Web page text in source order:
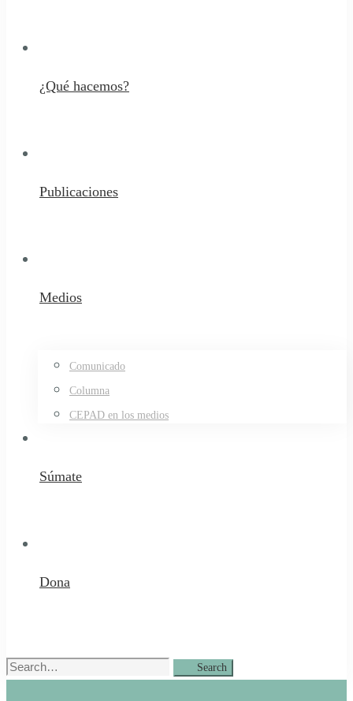
¿Qué hacemos?
Publicaciones
Medios
Comunicado
Columna
CEPAD en los medios
Súmate
Dona
Search
Search